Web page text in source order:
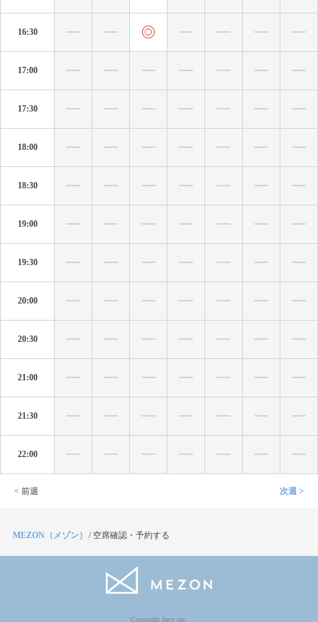
16:30
17:00
17:30
18:00
18:30
19:00
19:30
20:00
20:30
21:00
21:30
22:00
< 前週 次週 >
MEZON（メゾン） / 空席確認・予約する
Copyright Jocy inc.